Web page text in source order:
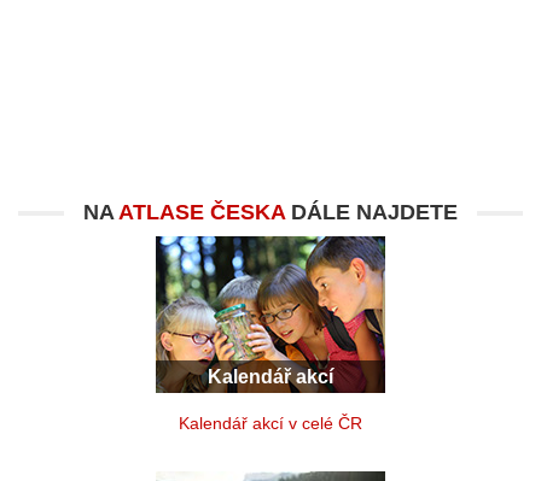
NAATLASE ČESKADÁLE NAJDETE
Kalendář akcí
Kalendář akcí v celé ČR